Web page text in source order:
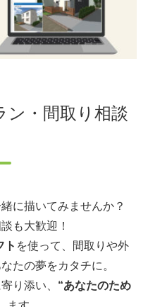
ン・間取り相談
に描いてみませんか？
も大歓迎！
ト を使って、間取りや外
たの夢をカタチに。
り添い、 “あなたのため